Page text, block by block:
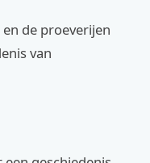
de proeverijen
van